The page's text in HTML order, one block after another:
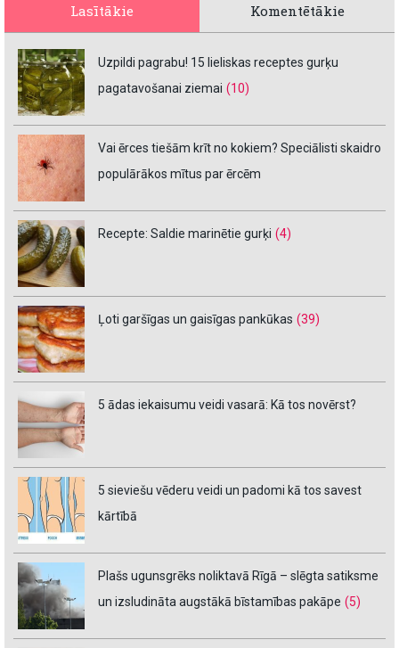
Lasītākie Komentētākie
Uzpildi pagrabu! 15 lieliskas receptes gurķu
pagatavošanai ziemai (10)
Vai ērces tiešām krīt no kokiem? Speciālisti skaidro
populārākos mītus par ērcēm
Recepte: Saldie marinētie gurķi (4)
Ļoti garšīgas un gaisīgas pankūkas (39)
5 ādas iekaisumu veidi vasarā: Kā tos novērst?
5 sieviešu vēderu veidi un padomi kā tos savest
kārtībā
Plašs ugunsgrēks noliktavā Rīgā – slēgta satiksme
un izsludināta augstākā bīstamības pakāpe (5)